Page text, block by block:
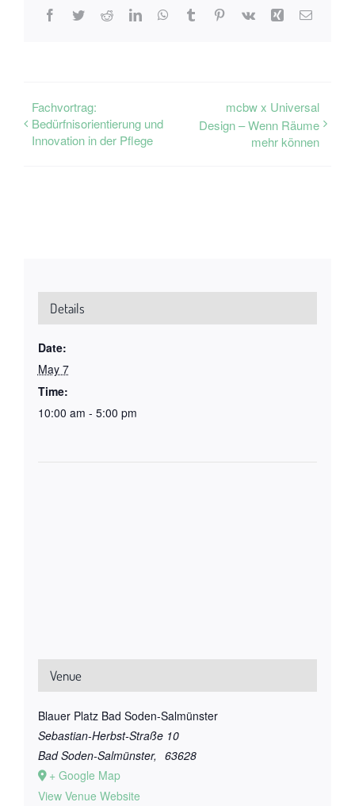
Facebook
TwitterRedditLinkedInWhatsApp
TumblrPinterest
Vk Xing Email
Fachvortrag:
Bedürfnisorientierung und
Innovation in der Pflege
mcbw x Universal
Design – Wenn Räume
mehr können
Details
Date:
May 7
Time:
10:00 am - 5:00 pm
Venue
Blauer Platz Bad Soden-Salmünster
Sebastian-Herbst-Straße 10
Bad Soden-Salmünster, 63628
+ Google Map
View Venue Website